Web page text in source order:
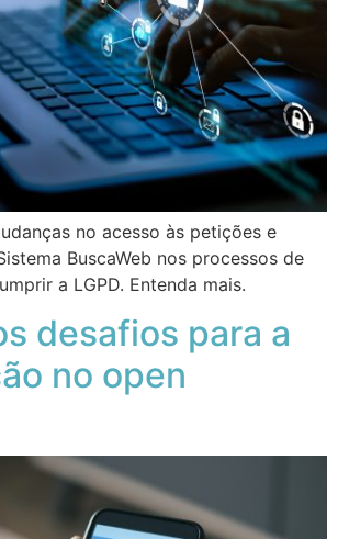
no acesso às petições e
BuscaWeb nos processos de
a LGPD. Entenda mais.
desafios para a
no open